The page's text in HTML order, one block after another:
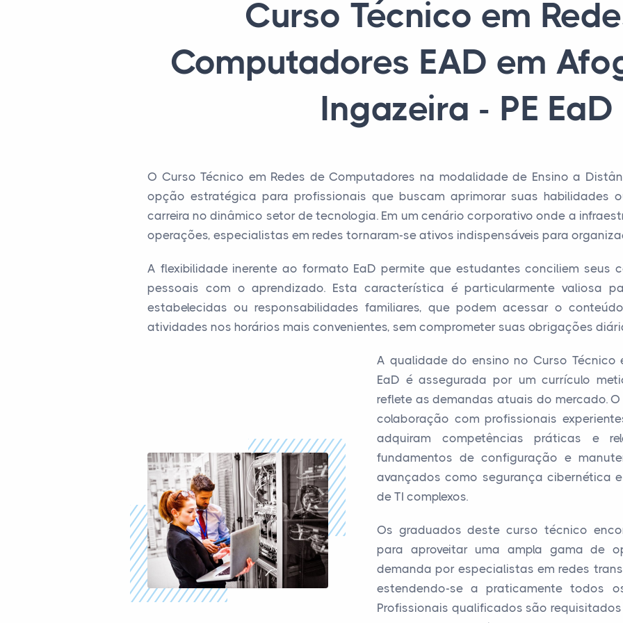
Curso Técnico em
Computadores EAD em
Ingazeira - PE EaD
O Curso Técnico em Redes de Computadores na modalidade de Ensino a
opção estratégica para profissionais que buscam aprimorar suas habilidades
carreira no dinâmico setor de tecnologia. Em um cenário corporativo onde a
operações, especialistas em redes tornaram-se ativos indispensáveis para
A flexibilidade inerente ao formato EaD permite que estudantes conciliem seus
pessoais com o aprendizado. Esta característica é particularmente valiosa
estabelecidas ou responsabilidades familiares, que podem acessar o
atividades nos horários mais convenientes, sem comprometer suas obrigações
A qualidade do ensino no Curso Técnico
EaD é assegurada por um currículo
reflete as demandas atuais do mercado.
colaboração com profissionais
adquiram competências práticas e
fundamentos de configuração e
avançados como segurança cibernética
de TI complexos.
Os graduados deste curso técnico
para aproveitar uma ampla gama de
demanda por especialistas em redes
estendendo-se a praticamente todos
Profissionais qualificados são